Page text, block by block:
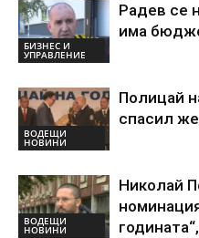
БИЗНЕС И
УПРАВЛЕНИЕ
Радев се
има
ВОДЕЩИ
НОВИНИ
Полицай
спасил
ВОДЕЩИ
НОВИНИ
Николай